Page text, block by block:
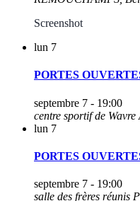
Screenshot
lun 7
PORTES
septembre 7 - 19:00
centre sportif de Wavre
lun 7
PORTES
septembre 7 - 19:00
salle des frères réunis